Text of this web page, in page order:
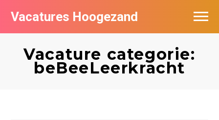
Vacatures Hoogezand
Vacature categorie:
beBeeLeerkracht
Vacatures per bedrijf
Populair